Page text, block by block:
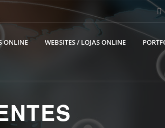
ONLINE WEBSITES / LOJAS ONLINE